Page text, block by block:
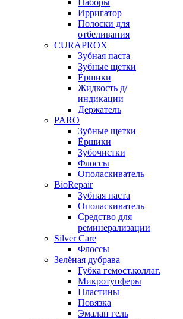
Наборы
Ирригатор
Полоски для
отбеливания
CURAPROX
Зубная паста
Зубные щетки
Ёршики
Жидкость д/
индикации
Держатель
PARO
Зубные щетки
Ёршики
Зубочистки
Флоссы
Ополаскиватель
BioRepair
Зубная паста
Ополаскиватель
Средство для
реминерализации
Silver Care
Флоссы
Зелёная дубрава
Губка гемост.коллаг.
Микротупферы
Пластины
Повязка
Эмалан гель